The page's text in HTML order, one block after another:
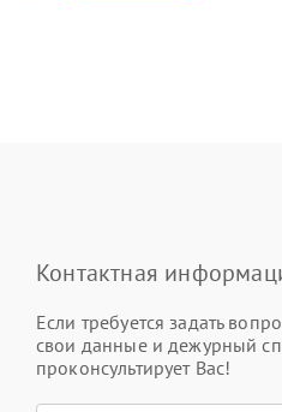
Контактная
Если требуется задать
свои данные и дежурный
проконсультирует Вас!